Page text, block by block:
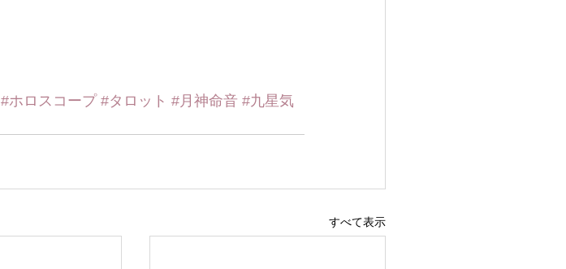
#ホロスコープ #タロット #月神命音 #九星気
すべて表示